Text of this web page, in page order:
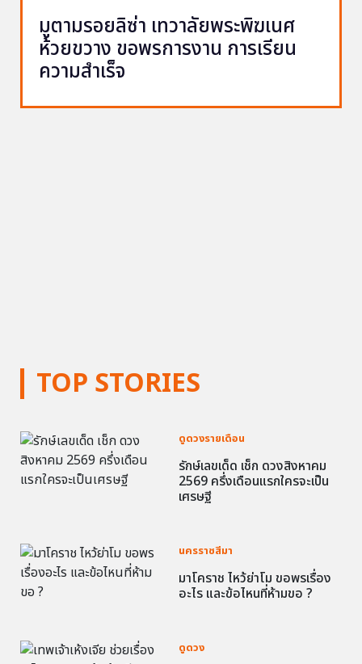
TOP STORIES
ดูดวงรายเดือน
รักษ์เลขเด็ด เช็ก ดวงสิงหาคม
2569 ครึ่งเดือนแรกใครจะเป็น
เศรษฐี
นครราชสีมา
มาโคราช ไหว้ย่าโม ขอพรเรื่อง
อะไร และข้อไหนที่ห้ามขอ ?
ดูดวง
มูตามรอยลิซ่า เทวาลัยพระพิฆเนศ
ห้วยขวาง ขอพรการงาน การเรียน
ความสำเร็จ